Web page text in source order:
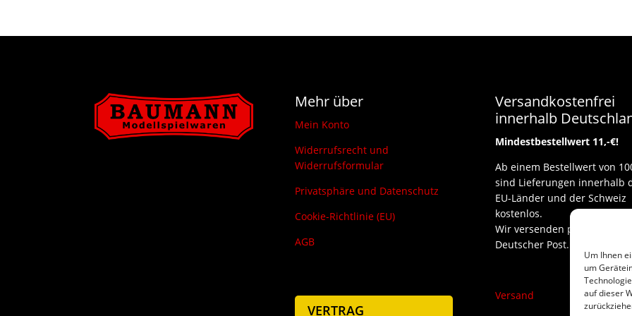
Um Ihnen
um
auf dieser
Mehr über
Mein Konto
Widerrufsrecht und
Widerrufsformular
Privatsphäre und Datenschutz
Cookie-Richtlinie (EU)
AGB
VERTRAG
Versandkostenfrei
innerhalb
Mindestbestellwert 11,-€!
Ab einem Bestellwert von
sind Lieferungen innerhalb
EU-Länder und der Schweiz
kostenlos.
Wir versenden per DHL und
Deutscher Post.
Versand